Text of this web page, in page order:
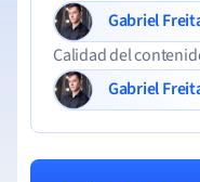
Gabriel
Calidad del
Gabriel